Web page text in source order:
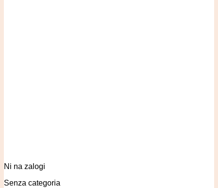
Ni na zalogi
Senza categoria